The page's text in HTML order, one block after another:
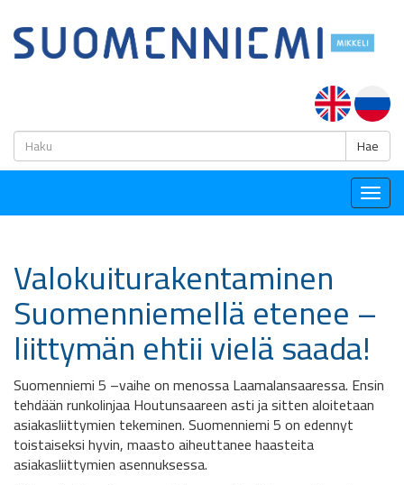
Hae
Valokuiturakentaminen
Suomenniemellä etenee –
liittymän ehtii vielä saada!
Suomenniemi 5 –vaihe on menossa Laamalansaaressa. Ensin
tehdään runkolinjaa Houtunsaareen asti ja sitten aloitetaan
asiakasliittymien tekeminen. Suomenniemi 5 on edennyt
toistaiseksi hyvin, maasto aiheuttanee haasteita
asiakasliittymien asennuksessa.